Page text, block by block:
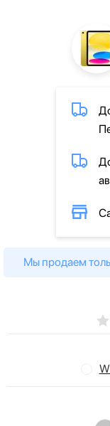
Мы продаем